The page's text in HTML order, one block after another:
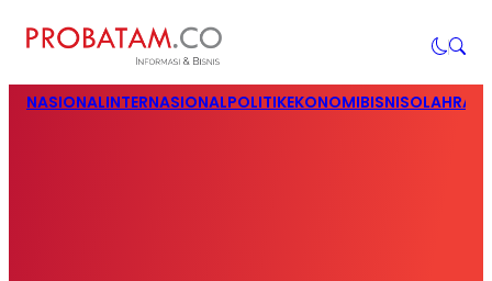
NASIONALINTERNASIONALPOLITIKEKONOMIBISNIS